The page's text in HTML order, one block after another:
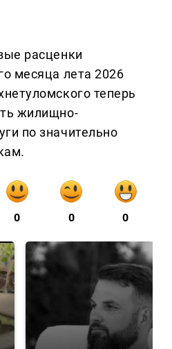
расценки
месяца лета 2026
теперь
жилищно-
по значительно
0 0 0